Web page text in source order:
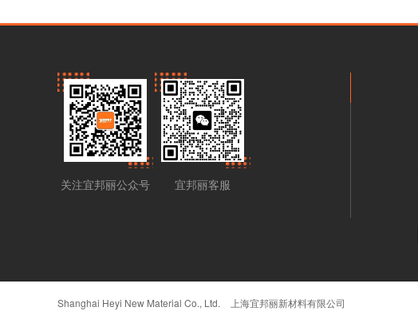
关注宜邦丽公众号 宜邦丽客服
Shanghai Heyi New Material Co., Ltd. 上海宜邦丽新材料有限公司